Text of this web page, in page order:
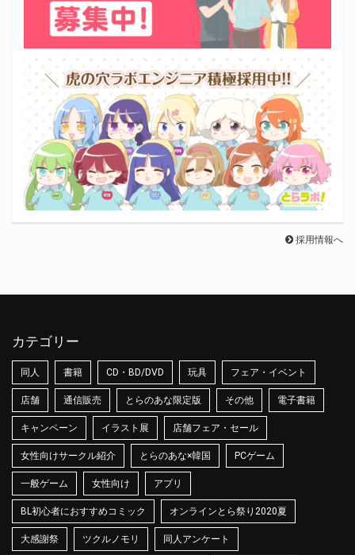
採用情報へ
カテゴリー
同人 書籍 CD・BD/DVD 玩具 フェア・イベント
店舗 通信販売 とらのあな限定版 その他 電子書籍
キャンペーン イラスト展 店舗フェア・セール
女性向けサークル紹介 とらのあな×韓国 PCゲーム
一般ゲーム 女性向け アプリ
BL初心者におすすめコミック オンラインとら祭り2020夏
大感謝祭 ツクルノモリ 同人アンケート